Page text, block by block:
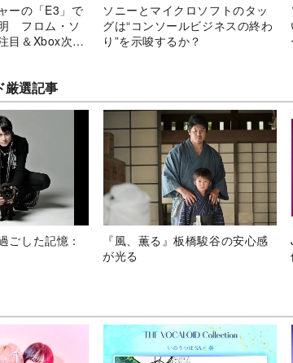
ーの「E3」で
フロム・ソ
目＆Xbox次世
ソニーとマイクロソフトのタッ
グは“コンソールビジネスの終わ
り”を示唆するか？
厳選記事
ごした記憶：
『風、薫る』板橋駿谷の安心感
が光る